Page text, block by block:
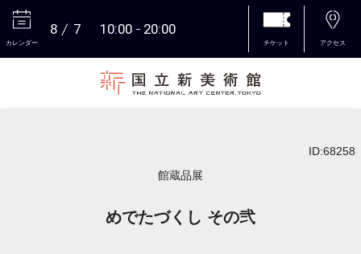
カレンダー
8 7 10:00 20:00
チケット アクセス
ID:68258
館蔵品展
めでたづくし その弐